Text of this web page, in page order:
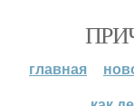
главная